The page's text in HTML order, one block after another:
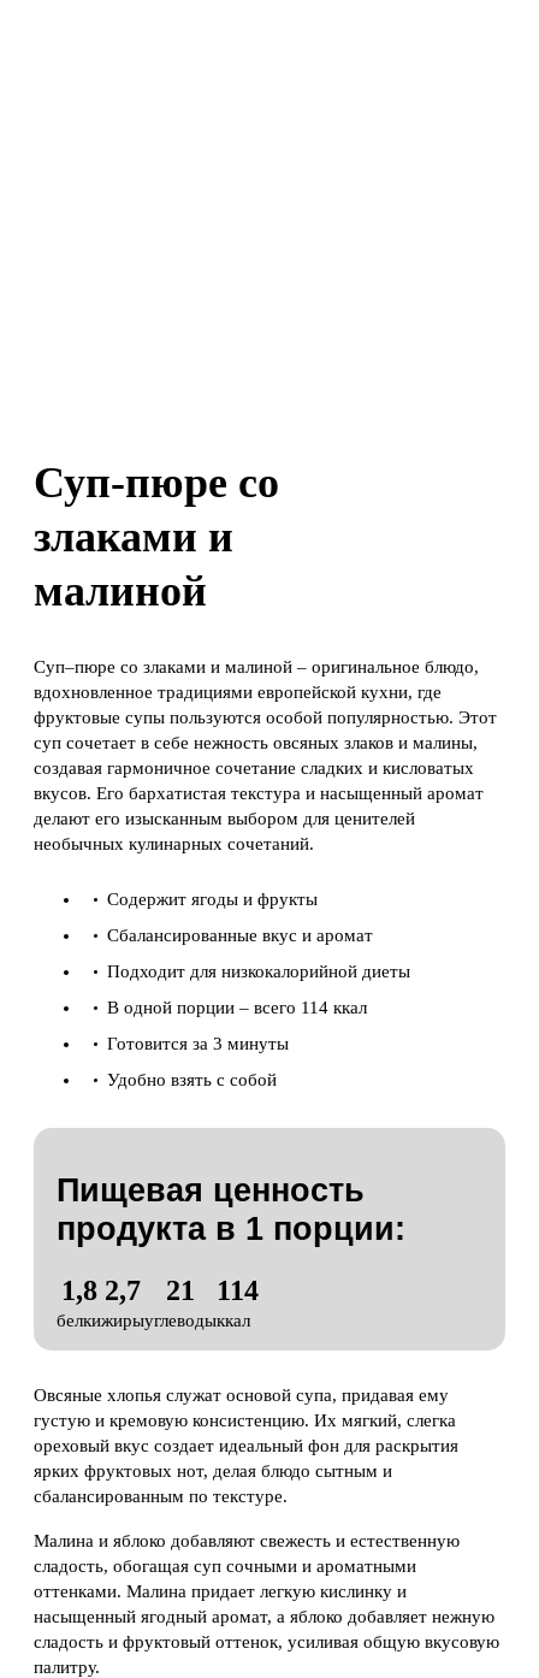
Суп-пюре со
злаками и
малиной
Суп–пюре со злаками и малиной – оригинальное блюдо,
вдохновленное традициями европейской кухни, где
фруктовые супы пользуются особой популярностью. Этот
суп сочетает в себе нежность овсяных злаков и малины,
создавая гармоничное сочетание сладких и кисловатых
вкусов. Его бархатистая текстура и насыщенный аромат
делают его изысканным выбором для ценителей
необычных кулинарных сочетаний.
Содержит ягоды и фрукты
Сбалансированные вкус и аромат
Подходит для низкокалорийной диеты
В одной порции – всего 114 ккал
Готовится за 3 минуты
Удобно взять с собой
Пищевая ценность
продукта в 1 порции:
1,8
белки
2,7
жиры
21
углеводы
114
ккал
Овсяные хлопья служат основой супа, придавая ему
густую и кремовую консистенцию. Их мягкий, слегка
ореховый вкус создает идеальный фон для раскрытия
ярких фруктовых нот, делая блюдо сытным и
сбалансированным по текстуре.
Малина и яблоко добавляют свежесть и естественную
сладость, обогащая суп сочными и ароматными
оттенками. Малина придает легкую кислинку и
насыщенный ягодный аромат, а яблоко добавляет нежную
сладость и фруктовый оттенок, усиливая общую вкусовую
палитру.